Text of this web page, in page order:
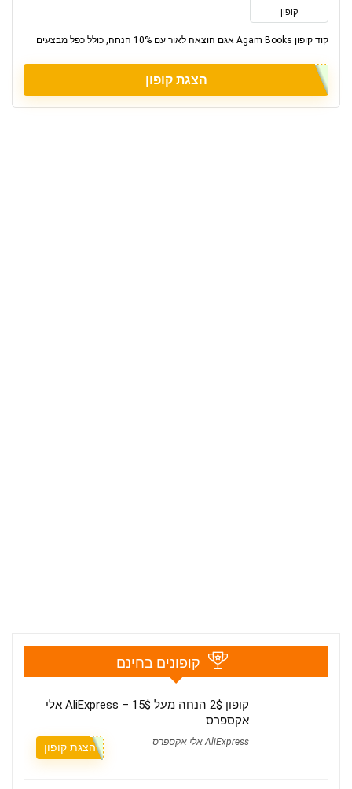
קופון
קוד קופון Agam Books אגם הוצאה לאור עם 10% הנחה, כולל כפל מבצעים
הצגת קופון
קופונים בחינם
קופון 2$ הנחה מעל 15$ – AliExpress אלי
אקספרס
AliExpress אלי אקספרס הצגת קופון